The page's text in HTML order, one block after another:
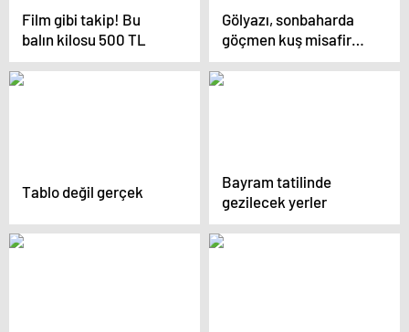
Film gibi takip! Bu
balın kilosu 500 TL
Gölyazı, sonbaharda
göçmen kuş misafir
ediyor
Tablo değil gerçek
Bayram tatilinde
gezilecek yerler